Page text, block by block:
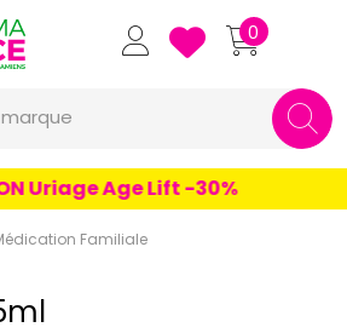
Pharmaforce Grande Pharmacie
0
Uriage Age Lift -30%
Familiale